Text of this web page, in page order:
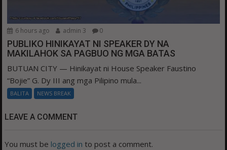
6 hours ago admin 3 0
PUBLIKO HINIKAYAT NI SPEAKER DY NA
MAKILAHOK SA PAGBUO NG MGA BATAS
BUTUAN CITY — Hinikayat ni House Speaker Faustino
“Bojie” G. Dy III ang mga Pilipino mula...
BALITA NEWS BREAK
LEAVE A COMMENT
You must be logged in to post a comment.